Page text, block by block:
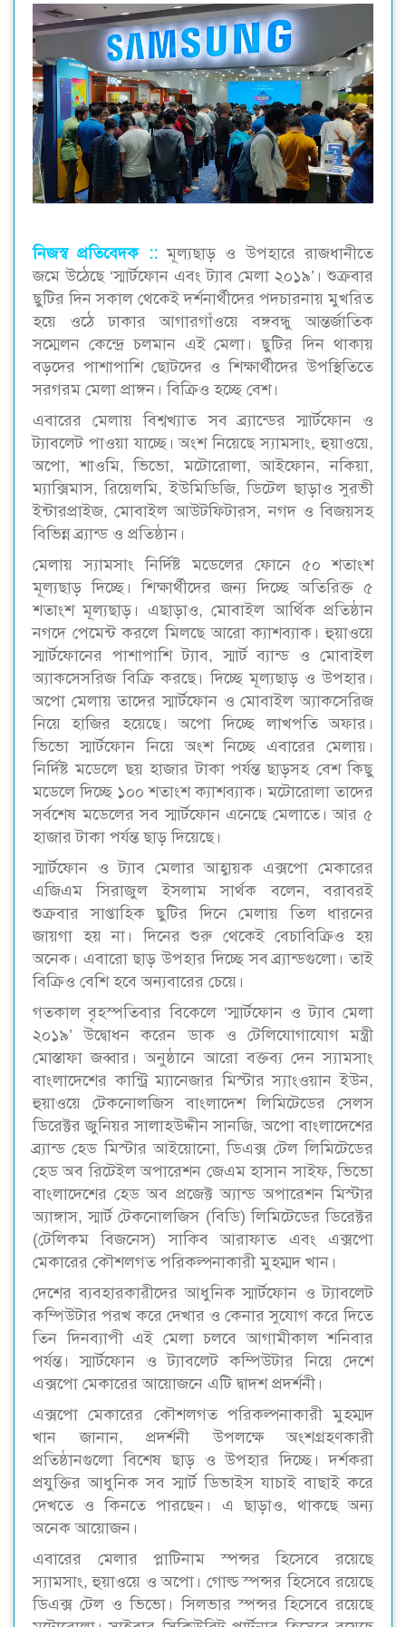
নিজস্ব প্রতিবেদক ::মূল্যছাড় ও উপহারে রাজধানীতে
জমে উঠেছে ‘স্মার্টফোন এবং ট্যাব মেলা ২০১৯’। শুক্রবার
ছুটির দিন সকাল থেকেই দর্শনার্থীদের পদচারনায় মুখরিত
হয়ে ওঠে ঢাকার আগারগাঁওয়ে বঙ্গবন্ধু আন্তর্জাতিক
সম্মেলন কেন্দ্রে চলমান এই মেলা। ছুটির দিন থাকায়
বড়দের পাশাপাশি ছোটদের ও শিক্ষার্থীদের উপস্থিতিতে
সরগরম মেলা প্রাঙ্গন। বিক্রিও হচ্ছে বেশ।
এবারের মেলায় বিশ্বখ্যাত সব ব্র্যান্ডের স্মার্টফোন ও
ট্যাবলেট পাওয়া যাচ্ছে। অংশ নিয়েছে স্যামসাং, হুয়াওয়ে,
অপো, শাওমি, ভিভো, মটোরোলা, আইফোন, নকিয়া,
ম্যাক্সিমাস, রিয়েলমি, ইউমিডিজি, ডিটেল ছাড়াও সুরভী
ইন্টারপ্রাইজ, মোবাইল আউটফিটারস, নগদ ও বিজয়সহ
বিভিন্ন ব্র্যান্ড ও প্রতিষ্ঠান।
মেলায় স্যামসাং নির্দিষ্ট মডেলের ফোনে ৫০ শতাংশ
মূল্যছাড় দিচ্ছে। শিক্ষার্থীদের জন্য দিচ্ছে অতিরিক্ত ৫
শতাংশ মূল্যছাড়। এছাড়াও, মোবাইল আর্থিক প্রতিষ্ঠান
নগদে পেমেন্ট করলে মিলছে আরো ক্যাশব্যাক। হুয়াওয়ে
স্মার্টফোনের পাশাপাশি ট্যাব, স্মার্ট ব্যান্ড ও মোবাইল
অ্যাকসেসরিজ বিক্রি করছে। দিচ্ছে মূল্যছাড় ও উপহার।
অপো মেলায় তাদের স্মার্টফোন ও মোবাইল অ্যাকসেরিজ
নিয়ে হাজির হয়েছে। অপো দিচ্ছে লাখপতি অফার।
ভিভো স্মার্টফোন নিয়ে অংশ নিচ্ছে এবারের মেলায়।
নির্দিষ্ট মডেলে ছয় হাজার টাকা পর্যন্ত ছাড়সহ বেশ কিছু
মডেলে দিচ্ছে ১০০ শতাংশ ক্যাশব্যাক। মটোরোলা তাদের
সর্বশেষ মডেলের সব স্মার্টফোন এনেছে মেলাতে। আর ৫
হাজার টাকা পর্যন্ত ছাড় দিয়েছে।
স্মার্টফোন ও ট্যাব মেলার আহ্বায়ক এক্সপো মেকারের
এজিএম সিরাজুল ইসলাম সার্থক বলেন, বরাবরই
শুক্রবার সাপ্তাহিক ছুটির দিনে মেলায় তিল ধারনের
জায়গা হয় না। দিনের শুরু থেকেই বেচাবিক্রিও হয়
অনেক। এবারো ছাড় উপহার দিচ্ছে সব ব্র্যান্ডগুলো। তাই
বিক্রিও বেশি হবে অন্যবারের চেয়ে।
গতকাল বৃহস্পতিবার বিকেলে ‘স্মার্টফোন ও ট্যাব মেলা
২০১৯’ উদ্বোধন করেন ডাক ও টেলিযোগাযোগ মন্ত্রী
মোস্তাফা জব্বার। অনুষ্ঠানে আরো বক্তব্য দেন স্যামসাং
বাংলাদেশের কান্ট্রি ম্যানেজার মিস্টার স্যাংওয়ান ইউন,
হুয়াওয়ে টেকনোলজিস বাংলাদেশ লিমিটেডের সেলস
ডিরেক্টর জুনিয়র সালাহউদ্দীন সানজি, অপো বাংলাদেশের
ব্র্যান্ড হেড মিস্টার আইয়োনো, ডিএক্স টেল লিমিটেডের
হেড অব রিটেইল অপারেশন জেএম হাসান সাইফ, ভিভো
বাংলাদেশের হেড অব প্রজেক্ট অ্যান্ড অপারেশন মিস্টার
অ্যাঙ্গাস, স্মার্ট টেকনোলজিস (বিডি) লিমিটেডের ডিরেক্টর
(টেলিকম বিজনেস) সাকিব আরাফাত এবং এক্সপো
মেকারের কৌশলগত পরিকল্পনাকারী মুহম্মদ খান।
দেশের ব্যবহারকারীদের আধুনিক স্মার্টফোন ও ট্যাবলেট
কম্পিউটার পরখ করে দেখার ও কেনার সুযোগ করে দিতে
তিন দিনব্যাপী এই মেলা চলবে আগামীকাল শনিবার
পর্যন্ত। স্মার্টফোন ও ট্যাবলেট কম্পিউটার নিয়ে দেশে
এক্সপো মেকারের আয়োজনে এটি দ্বাদশ প্রদর্শনী।
এক্সপো মেকারের কৌশলগত পরিকল্পনাকারী মুহম্মদ
খান জানান, প্রদর্শনী উপলক্ষে অংশগ্রহণকারী
প্রতিষ্ঠানগুলো বিশেষ ছাড় ও উপহার দিচ্ছে। দর্শকরা
প্রযুক্তির আধুনিক সব স্মার্ট ডিভাইস যাচাই বাছাই করে
দেখতে ও কিনতে পারছেন। এ ছাড়াও, থাকছে অন্য
অনেক আয়োজন।
এবারের মেলার প্লাটিনাম স্পন্সর হিসেবে রয়েছে
স্যামসাং, হুয়াওয়ে ও অপো। গোল্ড স্পন্সর হিসেবে রয়েছে
ডিএক্স টেল ও ভিভো। সিলভার স্পন্সর হিসেবে রয়েছে